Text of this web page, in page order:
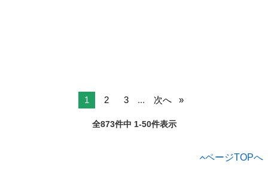
1 2 3 ... 次へ
全873件中 1-50件表示
ページTOPへ